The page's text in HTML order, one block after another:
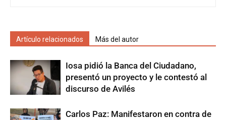
Artículo relacionados Más del autor
Iosa pidió la Banca del Ciudadano,
presentó un proyecto y le contestó al
discurso de Avilés
Carlos Paz: Manifestaron en contra de